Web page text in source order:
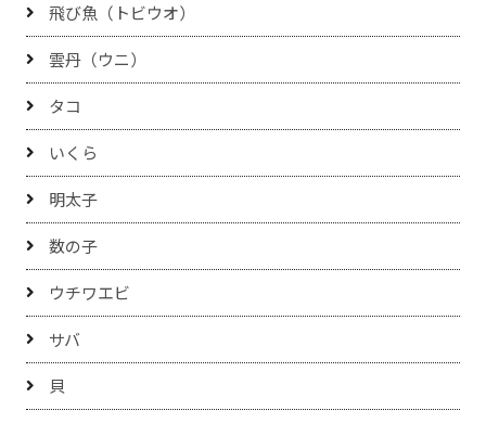
飛び魚（トビウオ）
雲丹（ウニ）
タコ
いくら
明太子
数の子
ウチワエビ
サバ
貝